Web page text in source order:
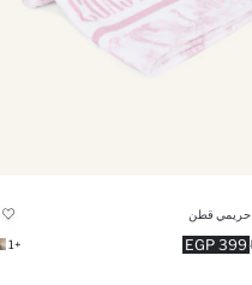
حريمي قطن
399 EGP
+1